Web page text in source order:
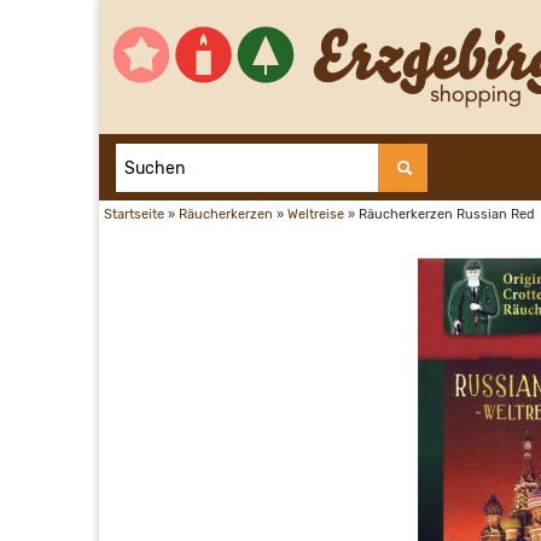
Startseite » Räucherkerzen » Weltreise » Räucherkerzen Russian Red